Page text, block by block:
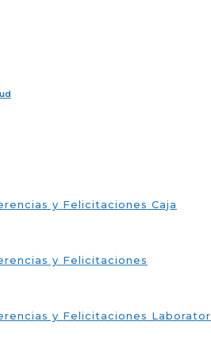
y Felicitaciones Caja
y Felicitaciones
y Felicitaciones